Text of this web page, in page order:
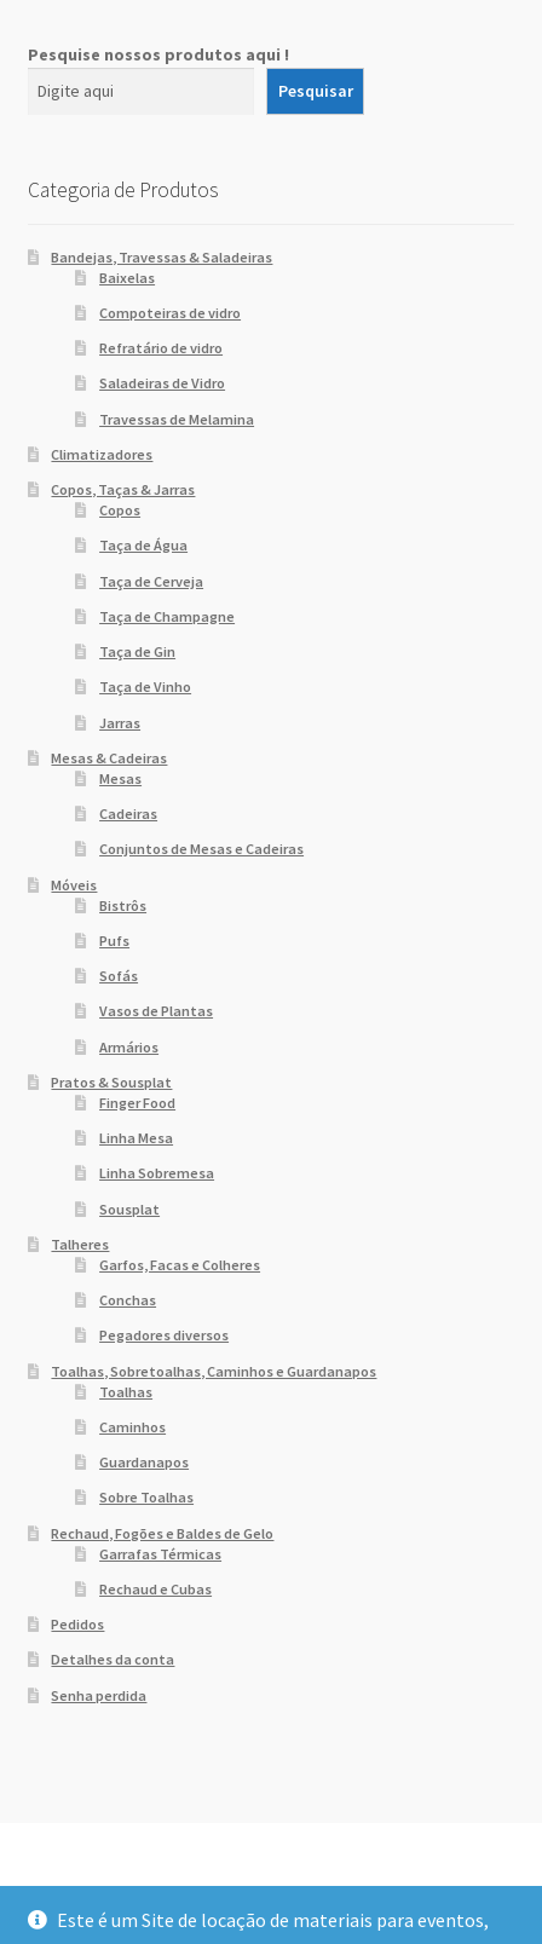
Este é um Site de locação de materiais para eventos,
Instagram feed
Price table
Pesquise nossos produtos aqui !
Pesquisar
Categoria de Produtos
Bandejas, Travessas & Saladeiras
Baixelas
Compoteiras de vidro
Refratário de vidro
Saladeiras de Vidro
Travessas de Melamina
Climatizadores
Copos, Taças & Jarras
Copos
Taça de Água
Taça de Cerveja
Taça de Champagne
Taça de Gin
Taça de Vinho
Jarras
Mesas & Cadeiras
Mesas
Cadeiras
Conjuntos de Mesas e Cadeiras
Móveis
Bistrôs
Pufs
Sofás
Vasos de Plantas
Armários
Pratos & Sousplat
Finger Food
Linha Mesa
Linha Sobremesa
Sousplat
Talheres
Garfos, Facas e Colheres
Conchas
Pegadores diversos
Toalhas, Sobretoalhas, Caminhos e Guardanapos
Toalhas
Caminhos
Guardanapos
Sobre Toalhas
Rechaud, Fogões e Baldes de Gelo
Garrafas Térmicas
Rechaud e Cubas
Pedidos
Detalhes da conta
Senha perdida